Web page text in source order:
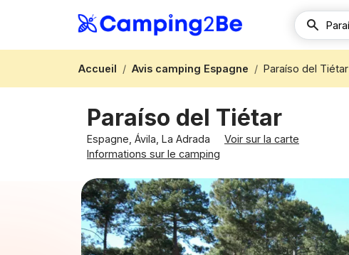
Accueil Avis camping Espagne Paraíso del Tiétar
Paraíso del Tiétar
Espagne, Ávila, La Adrada
Voir sur la carte
Informations sur le camping